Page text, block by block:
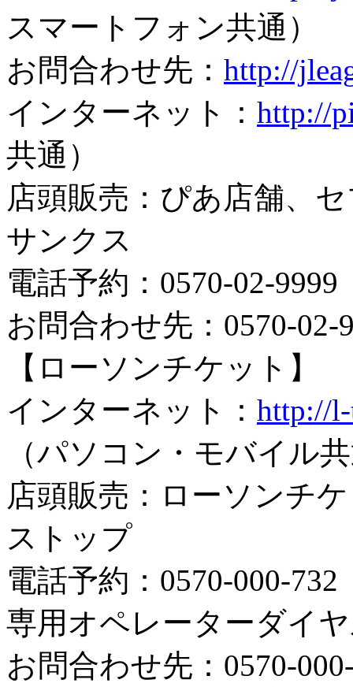
スマートフォン共通）
お問合わせ先： http://
インターネット： http://
共通）
店頭販売：ぴあ店舗、
サンクス
電話予約：0570-02-
お問合わせ先：0570-02-
【ローソンチケット】
インターネット： http://l-
（パソコン・モバイル
店頭販売：ローソンチ
ストップ
電話予約：0570-000-
専用オペレーターダイ
お問合わせ先：0570-